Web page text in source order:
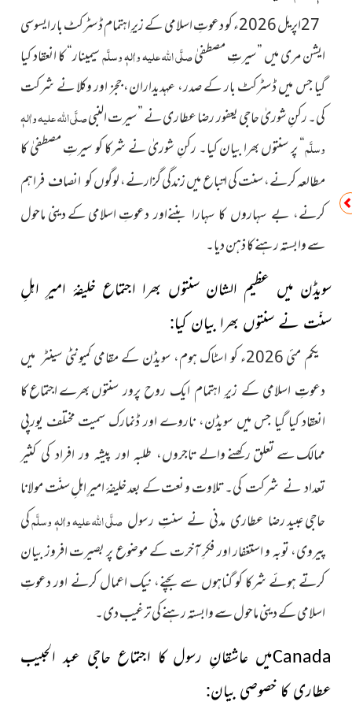
27اپریل 2026ء کو دعوتِ اسلامی کے زیرِ اہتمام ڈسٹرکٹ
بار ایسوسی
ایشن مری میں ”سیرتِ مصطفیٰصلَّی اللہ علیہ واٰلہٖ وسلَّمسیمینار“ کا انعقاد کیا
گیا جس میں ڈسٹرکٹ بار کے صدر، عہدیداران، ججز اور وکلا نے شرکت
کی۔ رکنِ شوریٰ حاجی یعفور رضا عطاری نے ”سیرت النبیصلَّی اللہ علیہ واٰلہٖ
وسلَّم“ پر سنتوں بھرا بیان کیا۔ رکنِ شوریٰ نے شرکا کو سیرتِ مصطفیٰ کا
مطالعہ کرنے، سنت کی اتباع میں زندگی گزارنے، لوگوںکو انصاف فراہم
کرنے، بے سہاروں کا سہارا بننےاور دعوتِاسلامی کے دینی ماحول
سے وابستہ رہنے کا ذہن دیا۔
سویڈن میں عظیم الشان سنتوں بھرا اجتماع خلیفۂ امیرِ اہلِ
سنّت نے سنتوں بھرا بیان کیا:
یکم مئی 2026ء کو اسٹاک ہوم، سویڈن کے مقامی کمیونٹی
سینٹر میں
دعوتِ اسلامی کے زیرِ اہتمام ایک روح پرور سنتوںبھرے اجتماع کا
انعقاد کیا گیا جس میں سویڈن، ناروے اور ڈنمارک سمیت مختلف یورپی
ممالک سے تعلق رکھنے والےتاجروں، طلبہ اور پیشہ ور افراد کی کثیر
تعداد نے شرکت کی۔تلاوت و نعت کے بعد خلیفۂ امیرِ اہلِ سنّت مولانا
حاجی عبیدرضا عطاری مدنی نے سنتِ رسول صلَّی اللہ علیہ واٰلہٖ وسلَّمکی
پیروی،توبہ و استغفار اور فکرِ آخرت کے موضوع پر بصیرت افروز بیان
کرتے ہوئے شرکا کو گناہوں سے بچنے، نیک اعمال کرنے اور دعوتِ
اسلامی کے دینی ماحول سے وابستہ رہنے کی ترغیب دی۔
Canadaمیں عاشقانِ رسول کا اجتماع حاجی عبد الحبیب
عطاری کا خصوصی بیان: